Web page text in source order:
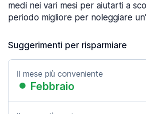
medi nei vari mesi per aiutarti a
periodo migliore per noleggiare
Suggerimenti per risparmiare
Il mese più conveniente
Febbraio